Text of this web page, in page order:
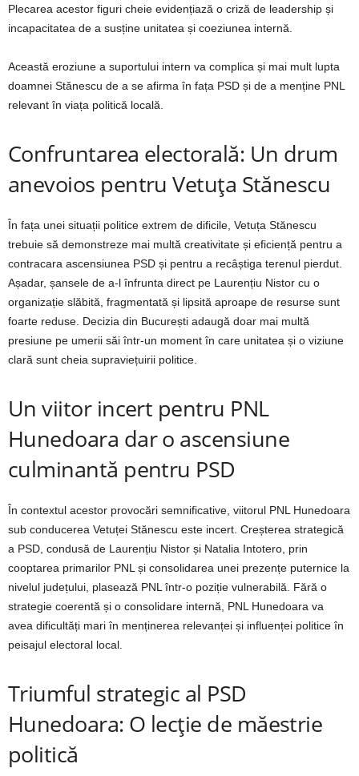
Plecarea acestor figuri cheie evidențiază o criză de leadership și
incapacitatea de a susține unitatea și coeziunea internă.
Această eroziune a suportului intern va complica și mai mult lupta
doamnei Stănescu de a se afirma în fața PSD și de a menține PNL
relevant în viața politică locală.
Confruntarea electorală: Un drum
anevoios pentru Vetuța Stănescu
În fața unei situații politice extrem de dificile, Vetuța Stănescu
trebuie să demonstreze mai multă creativitate și eficiență pentru a
contracara ascensiunea PSD și pentru a recâștiga terenul pierdut.
Așadar, șansele de a-l înfrunta direct pe Laurențiu Nistor cu o
organizație slăbită, fragmentată și lipsită aproape de resurse sunt
foarte reduse. Decizia din București adaugă doar mai multă
presiune pe umerii săi într-un moment în care unitatea și o viziune
clară sunt cheia supraviețuirii politice.
Un viitor incert pentru PNL
Hunedoara dar o ascensiune
culminantă pentru PSD
În contextul acestor provocări semnificative, viitorul PNL Hunedoara
sub conducerea Vetuței Stănescu este incert. Creșterea strategică
a PSD, condusă de Laurențiu Nistor și Natalia Intotero, prin
cooptarea primarilor PNL și consolidarea unei prezențe puternice la
nivelul județului, plasează PNL într-o poziție vulnerabilă. Fără o
strategie coerentă și o consolidare internă, PNL Hunedoara va
avea dificultăți mari în menținerea relevanței și influenței politice în
peisajul electoral local.
Triumful strategic al PSD
Hunedoara: O lecție de măestrie
politică